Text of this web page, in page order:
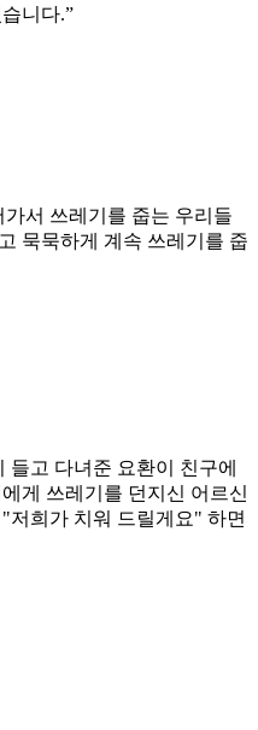
니다.”
서 쓰레기를 줍는 우리들
묵묵하게 계속 쓰레기를 줍
고 다녀준 요환이 친구에
게 쓰레기를 던지신 어르신
저희가 치워 드릴게요" 하면